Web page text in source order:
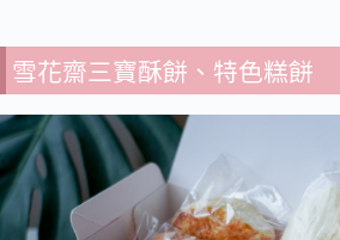
雪花齋三寶酥餅、特色糕餅